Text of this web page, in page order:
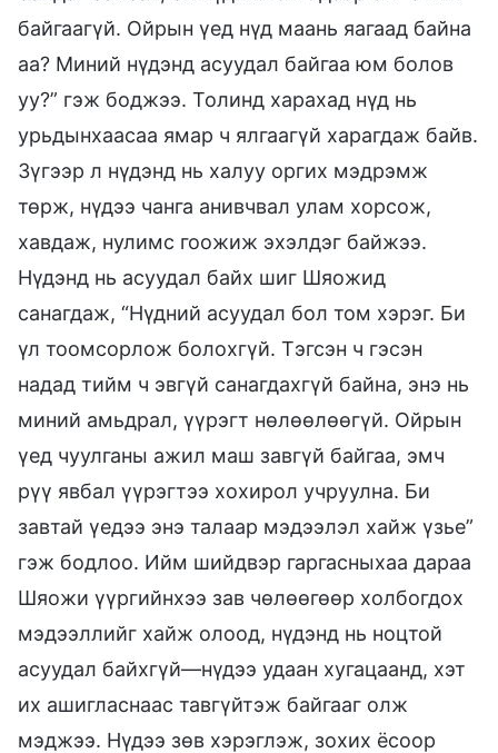
байгаагүй. Ойрын үед нүд маань яагаад байна
аа? Миний нүдэнд асуудал байгаа юм болов
уу?” гэж боджээ. Толинд харахад нүд нь
урьдынхаасаа ямар ч ялгаагүй харагдаж байв.
Зүгээр л нүдэнд нь халуу оргих мэдрэмж
төрж, нүдээ чанга анивчвал улам хорсож,
хавдаж, нулимс гоожиж эхэлдэг байжээ.
Нүдэнд нь асуудал байх шиг Шяожид
санагдаж, “Нүдний асуудал бол том хэрэг. Би
үл тоомсорлож болохгүй. Тэгсэн ч гэсэн
надад тийм ч эвгүй санагдахгүй байна, энэ нь
миний амьдрал, үүрэгт нөлөөлөөгүй. Ойрын
үед чуулганы ажил маш завгүй байгаа, эмч
рүү явбал үүрэгтээ хохирол учруулна. Би
завтай үедээ энэ талаар мэдээлэл хайж үзье”
гэж бодлоо. Ийм шийдвэр гаргасныхаа дараа
Шяожи үүргийнхээ зав чөлөөгөөр холбогдох
мэдээллийг хайж олоод, нүдэнд нь ноцтой
асуудал байхгүй—нүдээ удаан хугацаанд, хэт
их ашигласнаас тавгүйтэж байгааг олж
мэджээ. Нүдээ зөв хэрэглэж, зохих ёсоор